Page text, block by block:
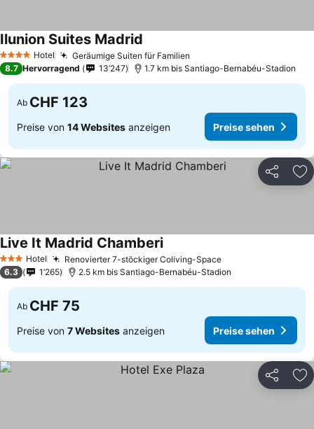
4 Sterne Hotel Geräumige Suiten für Familien
Ilunion Suites Madrid
8.7 Hervorragend 13’247 1.7 km bis Santiago-Bernabéu-Stadion
Ab CHF 123
Preise von 14 Websites anzeigen Preise sehen
Teilen
3 SterneHotel Renovierter 7-stöckiger Coliving-SpacePreise sehen
Live It Madrid ChamberiPreise sehen
6.3 1’265 2.5 km bis Santiago-Bernabéu-Stadion
Ab CHF 75
Preise von 7 Websites anzeigen Preise sehen
Teilen